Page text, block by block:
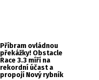
Příbram ovládnou
překážky! Obstacle
Race 3.3 míří na
rekordní účast a
propojí Nový rybník